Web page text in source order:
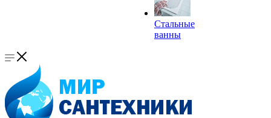
Стальные
ванны